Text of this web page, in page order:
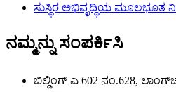
ಸುಸ್ಥಿರ ಅಭಿವೃದ್ಧಿಯ ಮೂಲಭೂತ
ನಮ್ಮನ್ನು ಸಂಪರ್ಕಿಸಿ
ಬಿಲ್ಡಿಂಗ್ ಎ 602 ನಂ.628,